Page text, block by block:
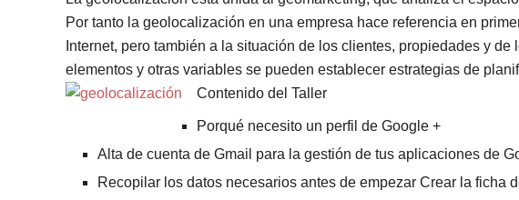
Por tanto la geolocalización en una empresa hace referencia en
Internet, pero también a la situación de los clientes, propiedades y
elementos y otras variables se pueden establecer estrategias de
Contenido del Taller
Porqué necesito un perfil de Google +
Alta de cuenta de Gmail para la gestión de tus aplicaciones de
Recopilar los datos necesarios antes de empezar Crear la ficha